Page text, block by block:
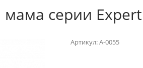
серии
Артикул:А-0055